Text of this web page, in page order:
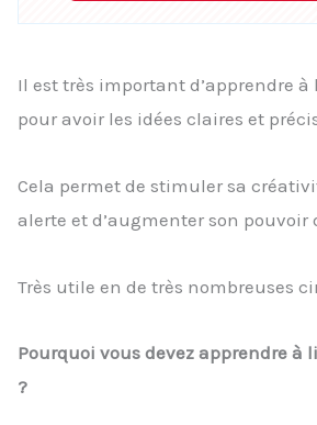
Il est très important d’apprendre à
pour avoir les idées claires et
Cela permet de stimuler sa
alerte et d’augmenter son
Très utile en de très nombreuses
Pourquoi vous devez apprendre à
?